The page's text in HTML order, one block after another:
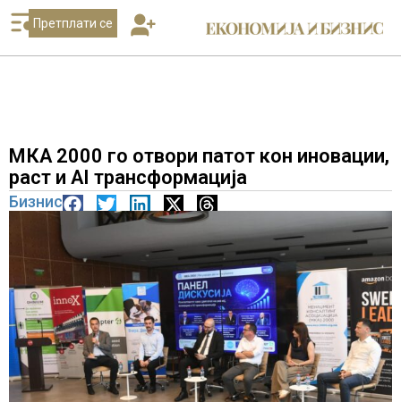
Претплати се
МКА 2000 го отвори патот кон иновации,
раст и AI трансформација
Бизнис